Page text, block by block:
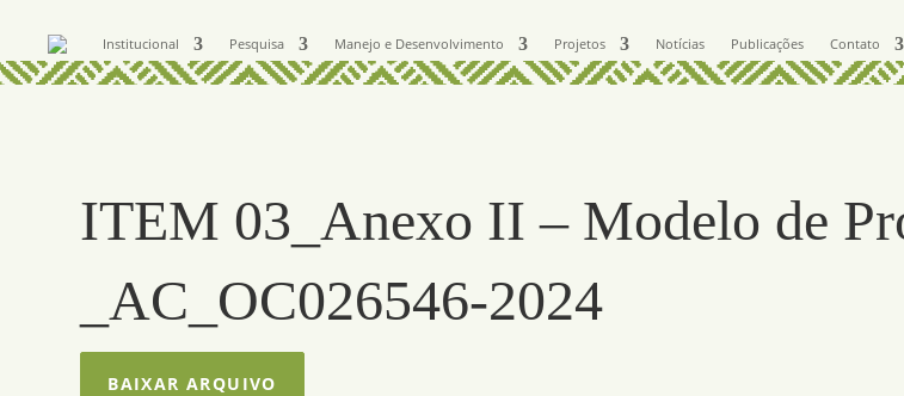
Institucional Pesquisa Manejo e Desenvolvimento Projetos Notícias Publicações Contato
ITEM 03_Anexo II – Modelo de
_AC_OC026546-2024
BAIXAR ARQUIVO